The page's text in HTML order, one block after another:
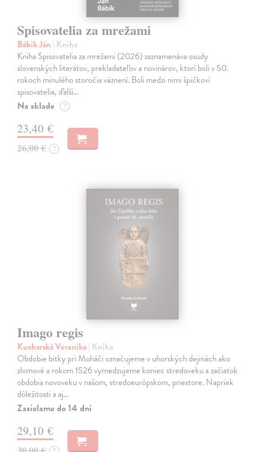
Spisovatelia za mrežami
Bábik Ján | Kniha
Kniha Spisovatelia za mrežami (2026) zaznamenáva osudy
slovenských literátov, prekladateľov a novinárov, ktorí boli v 50.
rokoch minulého storočia väznení. Boli medzi nimi špičkoví
spisovatelia, ďalší…
Na sklade ?
23,40 €
26,00 € ?
Imago regis
Kucharská Veronika| Kniha
Obdobie bitky pri Moháči označujeme v uhorských dejinách ako
zlomové a rokom 1526 vymedzujeme koniec stredoveku a začiatok
obdobia novoveku v našom, stredoeurópskom, priestore. Napriek
dôležitosti a aj…
Zasielame do 14 dní
29,10 €